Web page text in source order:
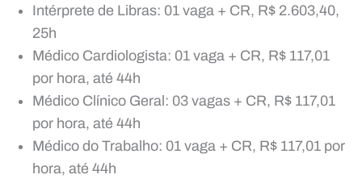
Intérprete de Libras: 01 vaga + CR, R$ 2.603,40,
25h
Médico Cardiologista: 01 vaga + CR, R$ 117,01
por hora, até 44h
Médico Clínico Geral: 03 vagas + CR, R$ 117,01
por hora, até 44h
Médico do Trabalho: 01 vaga + CR, R$ 117,01 por
hora, até 44h